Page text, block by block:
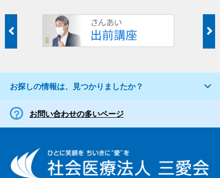
お探しの情報は、見つかりましたか？
お問い合わせの多いページ